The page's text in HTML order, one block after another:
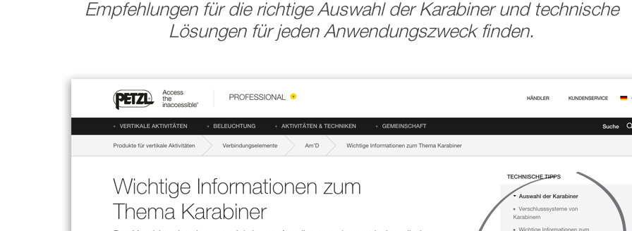
Empfehlungen für die richtige Auswahl der Karabiner und technische
Lösungen für jeden Anwendungszweck finden.